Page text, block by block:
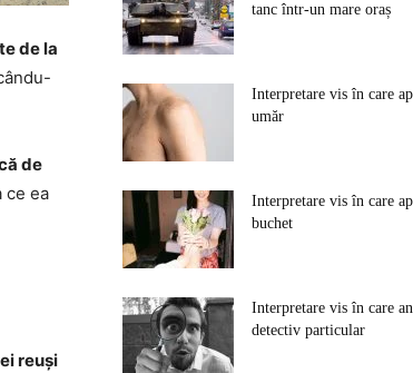
de la
de
ce ea
reuși
tanc într-un mare oraș
Interpretare vis în care
umăr
Interpretare vis în care
buchet
Interpretare vis în care
detectiv particular